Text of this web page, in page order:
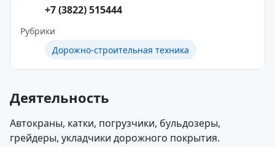
+7 (3822) 515444
Рубрики
Дорожно-строительная техника
Деятельность
Автокраны, катки, погрузчики, бульдозеры,
грейдеры, укладчики дорожного покрытия.